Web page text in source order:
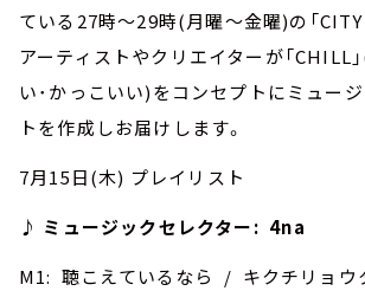
ている27時～29時(月曜～金曜)の「CITY
アーティストやクリエイターが「CHILL
い･かっこいい)をコンセプトにミュー
トを作成しお届けします。
7月15日(木) プレイリスト
♪ ミュージックセレクター: 4na
M1: 聴こえているなら / キクチリョウ